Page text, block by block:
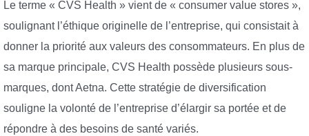
Le terme « CVS Health » vient de « consumer value stores »,
soulignant l’éthique originelle de l’entreprise, qui consistait à
donner la priorité aux valeurs des consommateurs. En plus de
sa marque principale, CVS Health possède plusieurs sous-
marques, dont Aetna. Cette stratégie de diversification
souligne la volonté de l’entreprise d’élargir sa portée et de
répondre à des besoins de santé variés.